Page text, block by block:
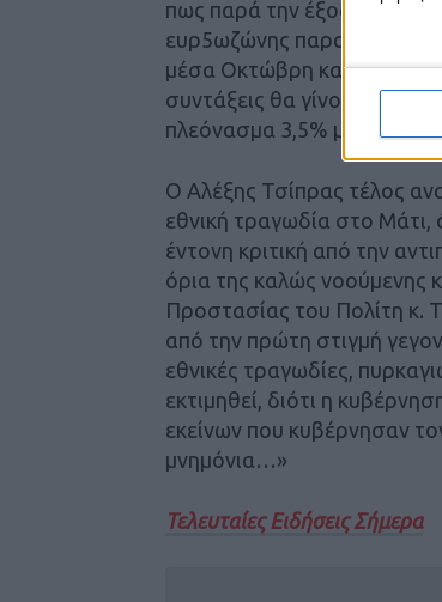
πως παρά την έξοδο από τα
ευρ5ωζώνης παραμένει υπό
μέσα Οκτώβρη και εφόσον
συντάξεις θα γίνουν, ούτε
πλεόνασμα 3,5% μέχρι το
Ο Αλέξης Τσίπρας τέλος
εθνική τραγωδία στο Μάτι,
έντονη κριτική από την
όρια της καλώς νοούμενης
Προστασίας του Πολίτη κ.
από την πρώτη στιγμή
εθνικές τραγωδίες,
εκτιμηθεί, διότι η
εκείνων που κυβέρνησαν
μνημόνια…»
Τελευταίες Ειδήσεις Σήμερα